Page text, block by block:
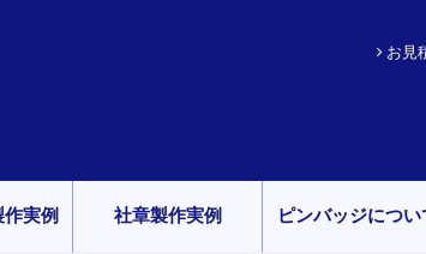
お見
実例 社章製作実例 ピンバッジについ